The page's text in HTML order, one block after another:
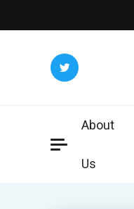
to
About
Us